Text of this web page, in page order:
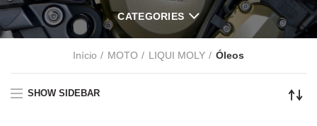
CATEGORIES
Início MOTO LIQUI MOLY Óleos
SHOW SIDEBAR